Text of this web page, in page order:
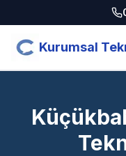
Kurumsal